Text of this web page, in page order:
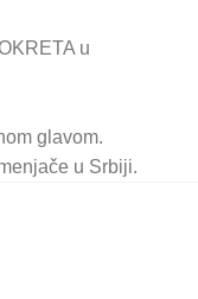
u
glavom.
u Srbiji.